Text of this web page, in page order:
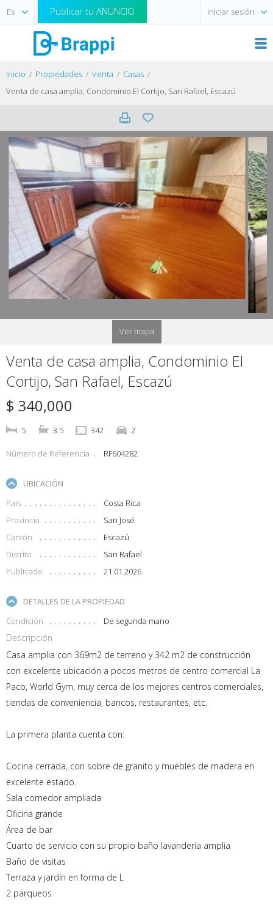
Publicar tu ANUNCIO Iniciar sesión
Inicio Propiedades Venta
Casas
Venta de casa amplia, Condominio El Cortijo, San Rafael, Escazú
Ver mapa
Venta de casa amplia, Condominio El
Cortijo, San Rafael, Escazú
$ 340,000
5 3.5 342 2
Número de Referencia RF604282
UBICACIÓN
País
Costa Rica
Provincia
San José
Cantón
Escazú
Distrito
San Rafael
Publicado
21.01.2026
DETALLES DE LA PROPIEDAD
Condición
De segunda mano
Descripción
Casa amplia con 369m2 de terreno y 342 m2 de construcción
con excelente ubicación a pocos metros de centro comercial La
Paco, World Gym, muy cerca de los mejores centros comerciales,
tiendas de conveniencia, bancos, restaurantes, etc.
La primera planta cuenta con:
Cocina cerrada, con sobre de granito y muebles de madera en
excelente estado.
Sala comedor ampliada
Oficina grande
Área de bar
Cuarto de servicio con su propio baño lavandería amplia
Baño de visitas
Terraza y jardín en forma de L
2 parqueos